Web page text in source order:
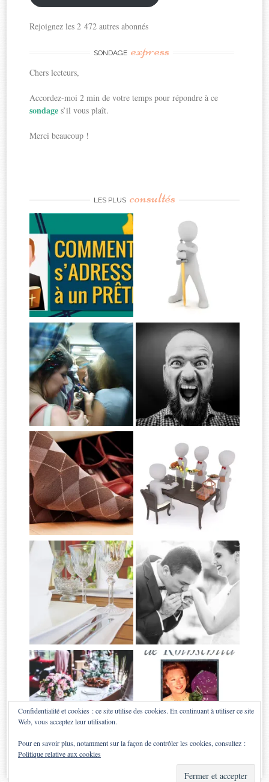
Rejoignez les 2 472 autres abonnés
SONDAGE express
Chers lecteurs,
Accordez-moi 2 min de votre temps pour répondre à ce
sondages’il vous plaît.
Merci beaucoup !
LES PLUS consultés
Confidentialité et cookies : ce site utilise des cookies. En continuant à utiliser ce site
Web, vous acceptez leur utilisation.
Pour en savoir plus, notamment sur la façon de contrôler les cookies, consultez :
Politique relative aux cookies